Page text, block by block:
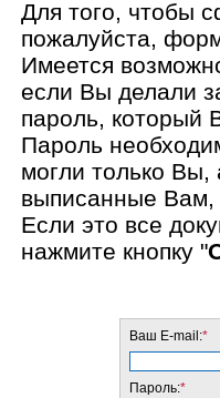
Для того, чтобы
пожалуйста,
Имеется
если Вы делали
пароль, который
Пароль
могли только Вы,
выписанные Вам,
Если это все
нажмите кнопку "
Ваш E-mail:*
Пароль:*